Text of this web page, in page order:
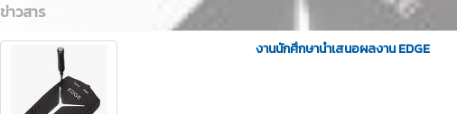
ข่าวสาร
งานนักศึกษานำเสนอผลงาน EDGE